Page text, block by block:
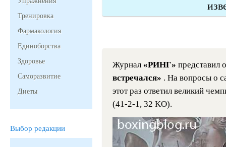
Тренировка
Фармакология
Единоборства
Здоровье
Саморазвитие
Диеты
Выбор редакции
Журнал «РИНГ» представил
встречался» . На вопросы о
этот раз ответил великий
(41-2-1, 32 KO).